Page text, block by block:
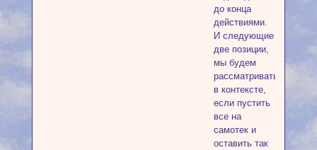
до конца
действиями.
И следующие
две позиции,
мы будем
рассматривать
в контексте,
если пустить
все на
самотек и
оставить так